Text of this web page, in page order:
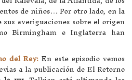
de niños… Por otro lado, en la
sus averiguaciones sobre el origen
Birmingham e Inglaterra han
del Rey:En este episodio vemos
a la publicación de El Retorno